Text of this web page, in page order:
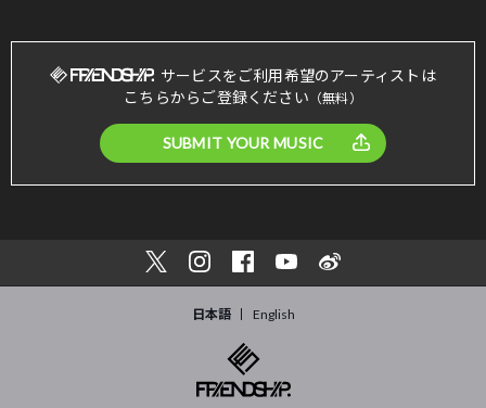
サービスをご利用希望のアーティストは
こちらからご登録ください （無料）
SUBMIT YOUR MUSIC
日本語 English